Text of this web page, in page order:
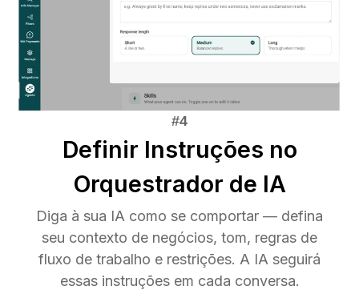
Definir Instruções no
Orquestrador de IA
Diga à sua IA como se comportar — defina
seu contexto de negócios, tom, regras de
fluxo de trabalho e restrições. A IA seguirá
essas instruções em cada conversa.